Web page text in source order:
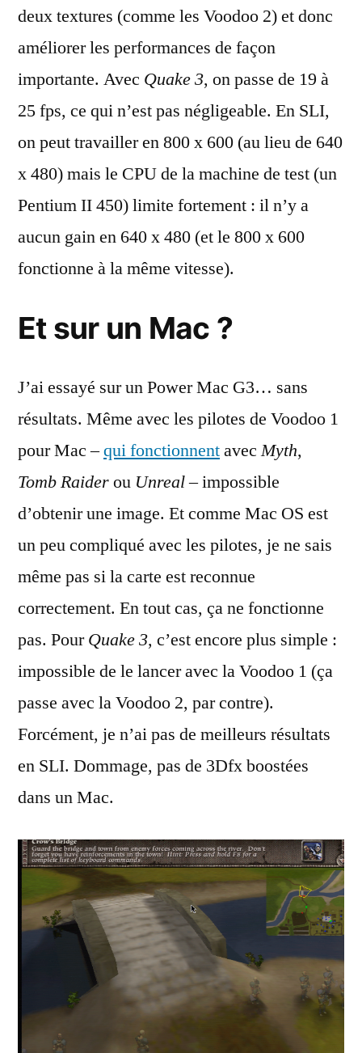
deux textures (comme les Voodoo 2) et donc
améliorer les performances de façon
importante. Avec Quake 3, on passe de 19 à
25 fps, ce qui n’est pas négligeable. En SLI,
on peut travailler en 800 x 600 (au lieu de 640
x 480) mais le CPU de la machine de test (un
Pentium II 450) limite fortement : il n’y a
aucun gain en 640 x 480 (et le 800 x 600
fonctionne à la même vitesse).
Et sur un Mac ?
J’ai essayé sur un Power Mac G3… sans
résultats. Même avec les pilotes de Voodoo 1
pour Mac –qui fonctionnentavecMyth,
Tomb Raiderou Unreal– impossible
d’obtenir une image. Et comme Mac OS est
un peu compliqué avec les pilotes, je ne sais
même pas si la carte est reconnue
correctement. En tout cas, ça ne fonctionne
pas. PourQuake 3, c’est encore plus simple :
impossible de le lancer avec la Voodoo 1 (ça
passe avec la Voodoo 2, par contre).
Forcément, je n’ai pas de meilleurs résultats
en SLI. Dommage, pas de 3Dfx boostées
dans un Mac.